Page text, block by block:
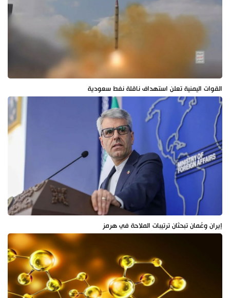
القوات اليمنية تعلن استهداف ناقلة نفط سعودية
إيران وعُمان تبحثان ترتيبات الملاحة في هرمز